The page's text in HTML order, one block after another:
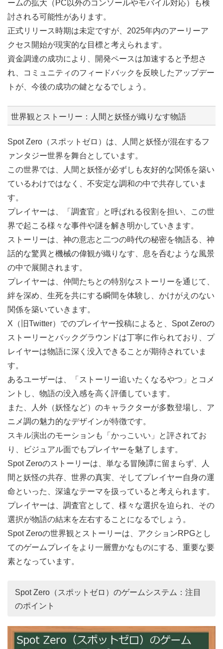
ームの拡大（PC以外のコンソールやモバイル対応）も検
討される可能性があります。
正式リリース時期は未定ですが、2025年内のアーリーア
クセス開始が現実的な目標と考えられます。
資金調達の成功により、開発ペースは加速すると予想さ
れ、コミュニティのフィードバックを反映したアップデー
トが、今後の成功の鍵となるでしょう。
世界観とストーリー：人間と妖怪が織りなす物語
Spot Zero（スポットゼロ）は、人間と妖怪が混在するフ
ァンタジー世界を舞台としています。
この世界では、人間と妖怪が必ずしも友好的な関係を築い
ているわけではなく、不安定な調和の中で共存していま
す。
プレイヤーは、「調査官」と呼ばれる役割を担い、この世
界で起こる様々な事件や謎を解き明かしていきます。
ストーリーは、神の意志と二つの時代の秘密を物語る、神
話的な驚異と機械の偉観が織りなす、息を呑むような風景
の中で展開されます。
プレイヤーは、仲間たちとの特別なストーリーを通じて、
絆を深め、生死を共にする瞬間を体験し、かけがえのない
関係を築いていきます。
X（旧Twitter）でのプレイヤー投稿によると、Spot Zeroの
ストーリーとバックグラウンドは丁寧に作られており、プ
レイヤーは物語に深く没入できることが期待されていま
す。
あるユーザーは、「ストーリー追いたくなるやつ」とコメ
ントし、物語の没入感を高く評価しています。
また、人外（妖怪など）のキャラクターが多数登場し、ア
ニメ調の魅力的なデザインが特徴です。
スキル演出のモーションも「かっこいい」と評されてお
り、ビジュアル面でもプレイヤーを魅了します。
Spot Zeroのストーリーは、単なる冒険譚に留まらず、人
間と妖怪の共存、世界の真実、そしてプレイヤー自身の運
命といった、深遠なテーマを扱っていると考えられます。
プレイヤーは、調査官として、様々な選択を迫られ、その
選択が物語の結末を左右することになるでしょう。
Spot Zeroの世界観とストーリーは、アクションRPGとし
てのゲームプレイをより一層豊かなものにする、重要な要
素となっています。
Spot Zero（スポットゼロ）のゲームシステム：注目
のポイント